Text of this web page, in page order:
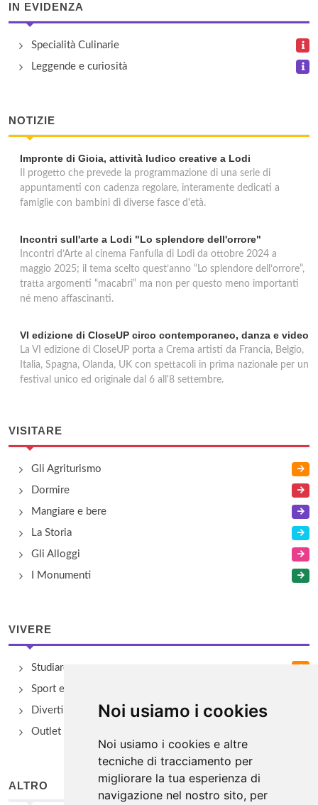
Noi usiamo i cookies
Noi usiamo i cookies e altre
tecniche di tracciamento per
migliorare la tua esperienza di
navigazione nel nostro sito, per
IN EVIDENZA
Specialità Culinarie
Leggende e curiosità
NOTIZIE
Impronte di Gioia, attività ludico creative a Lodi
Il progetto che prevede la programmazione di una serie di
appuntamenti con cadenza regolare, interamente dedicati a
famiglie con bambini di diverse fasce d'età.
Incontri sull'arte a Lodi "Lo splendore dell'orrore"
Incontri d’Arte al cinema Fanfulla di Lodi da ottobre 2024 a
maggio 2025; il tema scelto quest’anno “Lo splendore dell’orrore”,
tratta argomenti “macabri” ma non per questo meno importanti
né meno affascinanti.
VI edizione di CloseUP circo contemporaneo, danza e video
La VI edizione di CloseUP porta a Crema artisti da Francia, Belgio,
Italia, Spagna, Olanda, UK con spettacoli in prima nazionale per un
festival unico ed originale dal 6 all'8 settembre.
VISITARE
Gli Agriturismo
Dormire
Mangiare e bere
La Storia
Gli Alloggi
I Monumenti
VIVERE
Studiare
Sport e Benessere
Divertimento e Natura
Outlet e spacci aziendali
ALTRO